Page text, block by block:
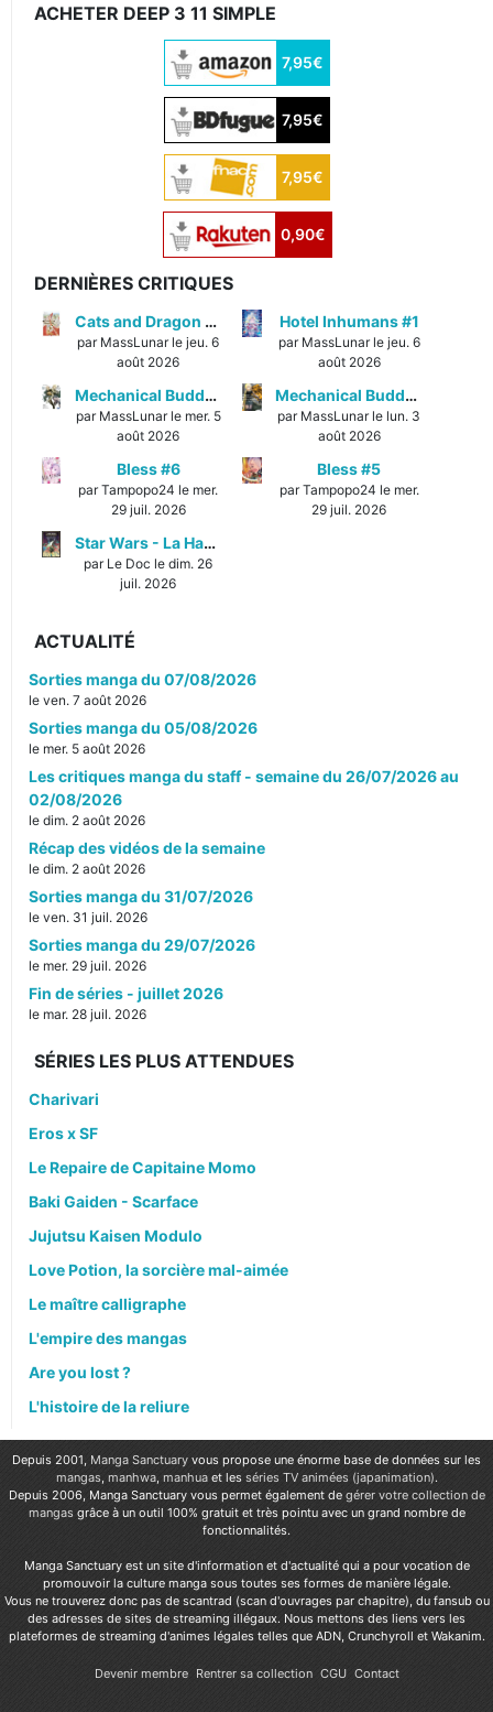
ACHETER DEEP 3 11 SIMPLE
7,95€
7,95€
7,95€
0,90€
DERNIÈRES CRITIQUES
Cats and Dragon #3
par MassLunar le jeu. 6
août 2026
Hotel Inhumans #1
par MassLunar le jeu. 6
août 2026
Mechanical Buddy Universe #1
par MassLunar le mer. 5
août 2026
Mechanical Buddy Universe #0
par MassLunar le lun. 3
août 2026
Bless #6
par Tampopo24 le mer.
29 juil. 2026
Bless #5
par Tampopo24 le mer.
29 juil. 2026
Star Wars - La Haute République - Un équilibre fragile
par Le Doc le dim. 26
juil. 2026
ACTUALITÉ
Sorties manga du 07/08/2026
le ven. 7 août 2026
Sorties manga du 05/08/2026
le mer. 5 août 2026
Les critiques manga du staff - semaine du 26/07/2026 au
02/08/2026
le dim. 2 août 2026
Récap des vidéos de la semaine
le dim. 2 août 2026
Sorties manga du 31/07/2026
le ven. 31 juil. 2026
Sorties manga du 29/07/2026
le mer. 29 juil. 2026
Fin de séries - juillet 2026
le mar. 28 juil. 2026
SÉRIES LES PLUS ATTENDUES
Charivari
Eros x SF
Le Repaire de Capitaine Momo
Baki Gaiden - Scarface
Jujutsu Kaisen Modulo
Love Potion, la sorcière mal-aimée
Le maître calligraphe
L'empire des mangas
Are you lost ?
L'histoire de la reliure
Depuis 2001, Manga Sanctuary vous propose une énorme base de données sur les
mangas, manhwa, manhuaet les séries TV animées (japanimation).
Depuis 2006, Manga Sanctuary vous permet également de gérer votre collection de
mangas grâce à un outil 100% gratuit et très pointu avec un grand nombre de
fonctionnalités.
Manga Sanctuary est un site d'information et d'actualité qui a pour vocation de
promouvoir la culture manga sous toutes ses formes de manière légale.
Vous ne trouverez donc pas de scantrad (scan d'ouvrages par chapitre), du fansub ou
des adresses de sites de streaming illégaux. Nous mettons des liens vers les
plateformes de streaming d'animes légales telles que ADN, Crunchyroll et Wakanim.
Devenir membre Rentrer sa collection CGU Contact